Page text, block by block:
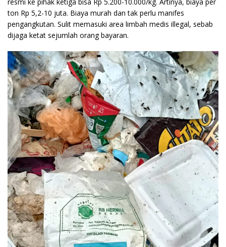
resmi ke pihak ketiga bisa Rp 5.200-10.000/kg. Artinya, biaya per
ton Rp 5,2-10 juta. Biaya murah dan tak perlu manifes
pengangkutan. Sulit memasuki area limbah medis illegal, sebab
dijaga ketat sejumlah orang bayaran.